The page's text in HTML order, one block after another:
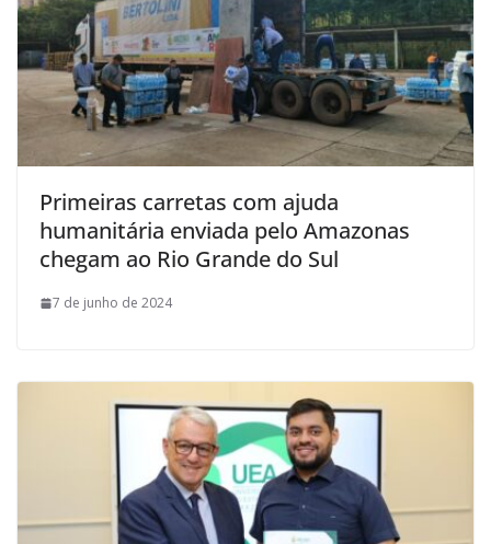
Primeiras carretas com ajuda
humanitária enviada pelo Amazonas
chegam ao Rio Grande do Sul
7 de junho de 2024